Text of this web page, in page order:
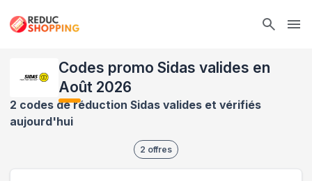
Codes promo Sidas valides en
Août 2026
2 codes de réduction Sidas valides et vérifiés
aujourd'hui
2 offres